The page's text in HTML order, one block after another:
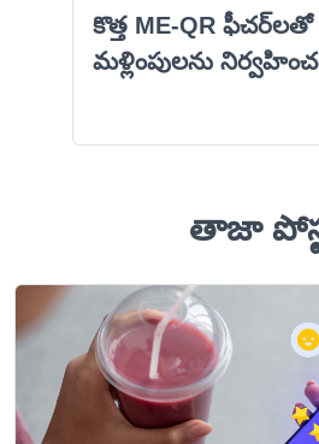
కొత్త ME-QR
మళ్లింపులను
తాజా